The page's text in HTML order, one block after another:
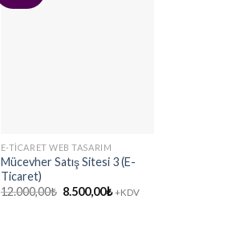
E-TICARET WEB TASARIM
Mücevher Satış Sitesi 3 (E-
Ticaret)
12.000,00₺ Orijinal
8.500,00₺Şu
+KDV